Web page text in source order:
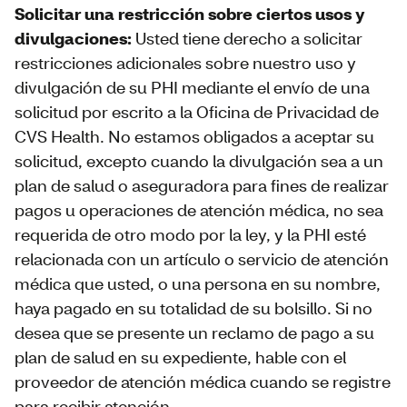
Solicitar una restricción sobre ciertos usos y
divulgaciones: Usted tiene derecho a solicitar
restricciones adicionales sobre nuestro uso y
divulgación de su PHI mediante el envío de una
solicitud por escrito a la Oficina de Privacidad de
CVS Health. No estamos obligados a aceptar su
solicitud, excepto cuando la divulgación sea a un
plan de salud o aseguradora para fines de realizar
pagos u operaciones de atención médica, no sea
requerida de otro modo por la ley, y la PHI esté
relacionada con un artículo o servicio de atención
médica que usted, o una persona en su nombre,
haya pagado en su totalidad de su bolsillo. Si no
desea que se presente un reclamo de pago a su
plan de salud en su expediente, hable con el
proveedor de atención médica cuando se registre